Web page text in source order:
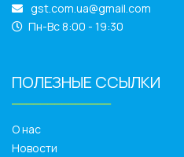
gst.com.ua@gmail.com
Пн-Вс 8:00 - 19:30
ПОЛЕЗНЫЕ ССЫЛКИ
О нас
Новости